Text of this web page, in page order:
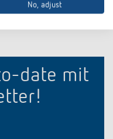
date mit
No, adjust